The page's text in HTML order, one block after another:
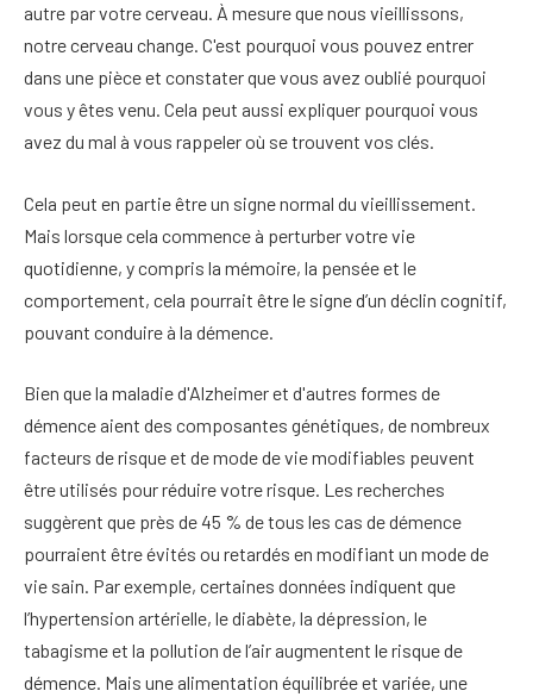
autre par votre cerveau. À mesure que nous vieillissons,
notre cerveau change. C'est pourquoi vous pouvez entrer
dans une pièce et constater que vous avez oublié pourquoi
vous y êtes venu. Cela peut aussi expliquer pourquoi vous
avez du mal à vous rappeler où se trouvent vos clés.
Cela peut en partie être un signe normal du vieillissement.
Mais lorsque cela commence à perturber votre vie
quotidienne, y compris la mémoire, la pensée et le
comportement, cela pourrait être le signe d’un déclin cognitif,
pouvant conduire à la démence.
Bien que la maladie d'Alzheimer et d'autres formes de
démence aient des composantes génétiques, de nombreux
facteurs de risque et de mode de vie modifiables peuvent
être utilisés pour réduire votre risque. Les recherches
suggèrent que près de 45 % de tous les cas de démence
pourraient être évités ou retardés en modifiant un mode de
vie sain. Par exemple, certaines données indiquent que
l’hypertension artérielle, le diabète, la dépression, le
tabagisme et la pollution de l’air augmentent le risque de
démence. Mais une alimentation équilibrée et variée, une